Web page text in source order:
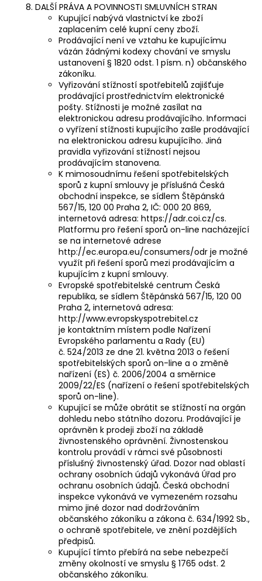
DALŠÍ PRÁVA A POVINNOSTI SMLUVNÍCH STRAN
Kupující nabývá vlastnictví ke zboží
zaplacením celé kupní ceny zboží.
Prodávající není ve vztahu ke kupujícímu
vázán žádnými kodexy chování ve smyslu
ustanovení § 1820 odst. 1 písm. n) občanského
zákoníku.
Vyřizování stížností spotřebitelů zajišťuje
prodávající prostřednictvím elektronické
pošty. Stížnosti je možné zasílat na
elektronickou adresu prodávajícího. Informaci
o vyřízení stížnosti kupujícího zašle prodávající
na elektronickou adresu kupujícího. Jiná
pravidla vyřizování stížností nejsou
prodávajícím stanovena.
K mimosoudnímu řešení spotřebitelských
sporů z kupní smlouvy je příslušná Česká
obchodní inspekce, se sídlem Štěpánská
567/15, 120 00 Praha 2, IČ: 000 20 869,
internetová adresa: https://adr.coi.cz/cs.
Platformu pro řešení sporů on-line nacházející
se na internetové adrese
http://ec.europa.eu/consumers/odr je možné
využít při řešení sporů mezi prodávajícím a
kupujícím z kupní smlouvy.
Evropské spotřebitelské centrum Česká
republika, se sídlem Štěpánská 567/15, 120 00
Praha 2, internetová adresa:
http://www.evropskyspotrebitel.cz
je kontaktním místem podle Nařízení
Evropského parlamentu a Rady (EU)
č. 524/2013 ze dne 21. května 2013 o řešení
spotřebitelských sporů on-line a o změně
nařízení (ES) č. 2006/2004 a směrnice
2009/22/ES (nařízení o řešení spotřebitelských
sporů on-line).
Kupující se může obrátit se stížností na orgán
dohledu nebo státního dozoru. Prodávající je
oprávněn k prodeji zboží na základě
živnostenského oprávnění. Živnostenskou
kontrolu provádí v rámci své působnosti
příslušný živnostenský úřad. Dozor nad oblastí
ochrany osobních údajů vykonává Úřad pro
ochranu osobních údajů. Česká obchodní
inspekce vykonává ve vymezeném rozsahu
mimo jiné dozor nad dodržováním
občanského zákoníku a zákona č. 634/1992 Sb.,
o ochraně spotřebitele, ve znění pozdějších
předpisů.
Kupující tímto přebírá na sebe nebezpečí
změny okolností ve smyslu § 1765 odst. 2
občanského zákoníku.